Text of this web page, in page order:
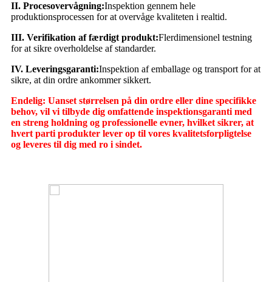
II. Procesovervågning:Inspektion gennem hele
produktionsprocessen for at overvåge kvaliteten i realtid.
III. Verifikation af færdigt produkt:Flerdimensionel testning
for at sikre overholdelse af standarder.
IV. Leveringsgaranti:Inspektion af emballage og transport for at
sikre, at din ordre ankommer sikkert.
Endelig: Uanset størrelsen på din ordre eller dine specifikke
behov, vil vi tilbyde dig omfattende inspektionsgaranti med
en streng holdning og professionelle evner, hvilket sikrer, at
hvert parti produkter lever op til vores kvalitetsforpligtelse
og leveres til dig med ro i sindet.